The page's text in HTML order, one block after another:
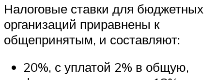
Налоговые ставки для бюджетных
организаций приравнены к
общепринятым, и составляют:
20%, с уплатой 2% в общую,